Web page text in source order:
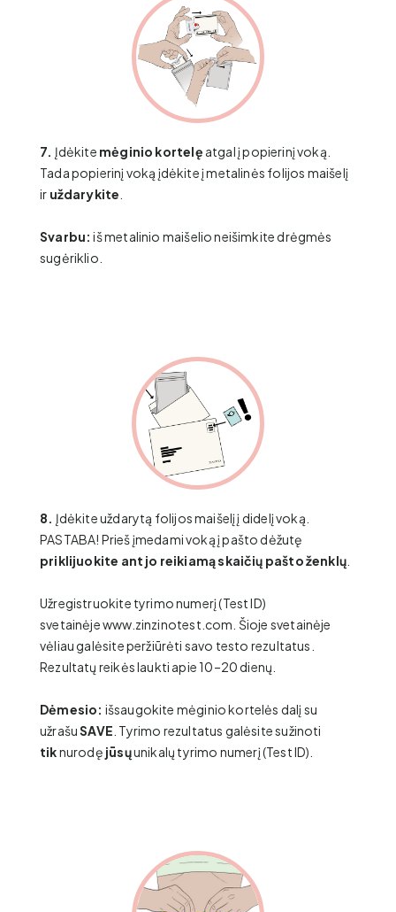
7. Įdėkite mėginio kortelę atgal į popierinį voką.
Tada popierinį voką įdėkite į metalinės folijos maišelį
ir uždarykite
Svarbu: iš metalinio maišelio neišimkite drėgmės
sugėriklio.
8. Įdėkite uždarytą folijos maišelį į didelį voką.
PASTABA! Prieš įmedami voką į pašto dėžutę
priklijuokite ant jo reikiamą skaičių pašto ženklų
Užregistruokite tyrimo numerį (Test ID)
svetainėjewww.zinzinotest.com . Šioje svetainėje
vėliau galėsite peržiūrėti savo testo rezultatus.
Rezultatų reikės laukti apie 10–20 dienų.
Dėmesio: išsaugokite mėginio kortelės dalį su
užrašuSAVE . Tyrimo rezultatus galėsite sužinoti
tiknurodę jūsųunikalų tyrimo numerį (Test ID).